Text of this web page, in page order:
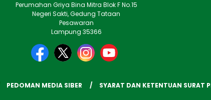
Perumahan Griya Bina Mitra Blok F No.15
Negeri Sakti, Gedung Tataan
Pesawaran
Lampung 35366
PEDOMAN MEDIA SIBER SYARAT DAN KETENTUAN SURAT